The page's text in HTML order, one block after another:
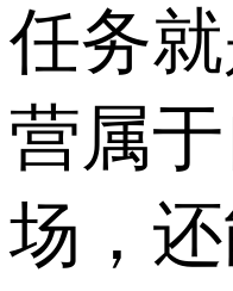
任务
营属
场，